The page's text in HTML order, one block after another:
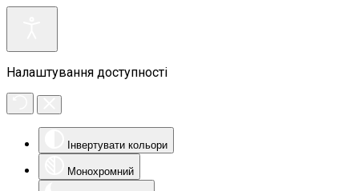
Налаштування доступності
Інвертувати кольори
Монохромний